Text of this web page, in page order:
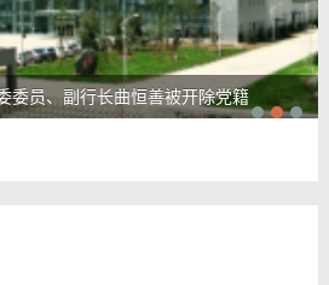
委员、副行长曲恒善被开除党籍